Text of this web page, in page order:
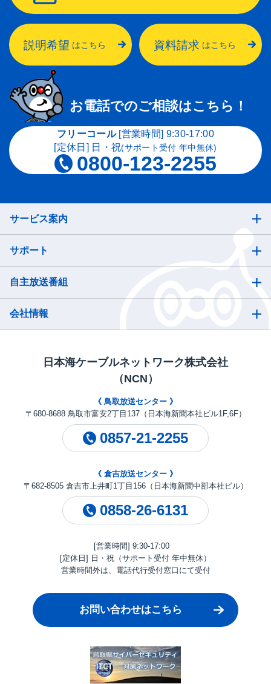
説明希望 はこちら 資料請求 はこちら
お電話でのご相談はこちら！
フリーコール[営業時間] 9:30-17:00
[定休日] 日・祝(サポート受付 年中無休)
0800-123-2255
サービス案内
サポート
自主放送番組
会社情報
日本海ケーブルネットワーク株式会社
（NCN）
《 鳥取放送センター 》
〒680-8688 鳥取市富安2丁目137（日本海新聞本社ビル1F,6F）
0857-21-2255
《 倉吉放送センター 》
〒682-8505 倉吉市上井町1丁目156（日本海新聞中部本社ビル）
0858-26-6131
[営業時間] 9:30-17:00
[定休日] 日・祝（サポート受付 年中無休）
営業時間外は、電話代行受付窓口にて受付
お問い合わせはこちら